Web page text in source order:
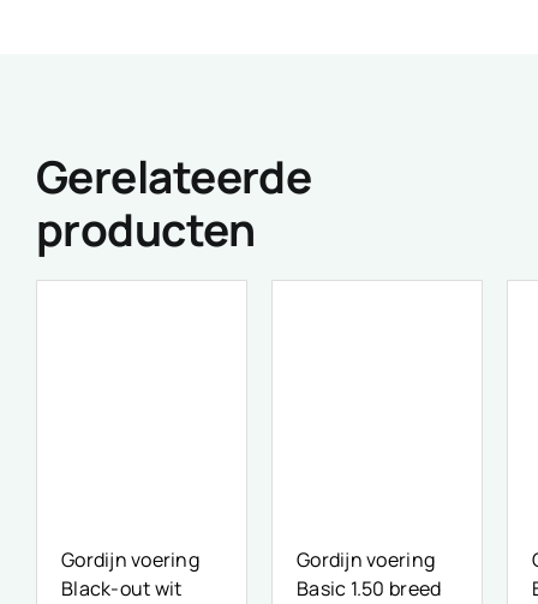
Gerelateerde
producten
Gordijn voering
Black-out wit
Gordijn voering
Basic 1.50 breed